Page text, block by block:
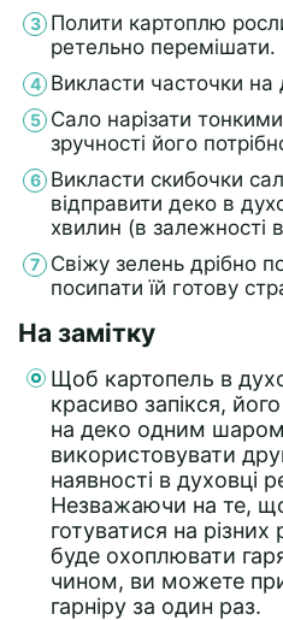
Полити картоплю
ретельно перемішати.
Викласти часточки на
Сало нарізати
зручності його
Викласти скибочки
відправити деко в
хвилин (в залежності
Свіжу зелень дрібно
посипати їй готову
На замітку
Щоб картопель в
красиво запікся,
на деко одним
використовувати
наявності в духовці
Незважаючи на те,
готуватися на різних
буде охоплювати
чином, ви можете
гарніру за один раз.